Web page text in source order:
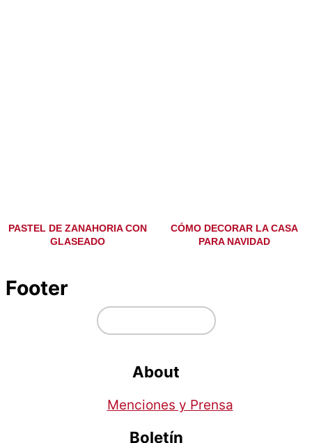
PASTEL DE ZANAHORIA CON
GLASEADO
CÓMO DECORAR LA CASA
PARA NAVIDAD
Footer
About
Menciones y Prensa
Boletín